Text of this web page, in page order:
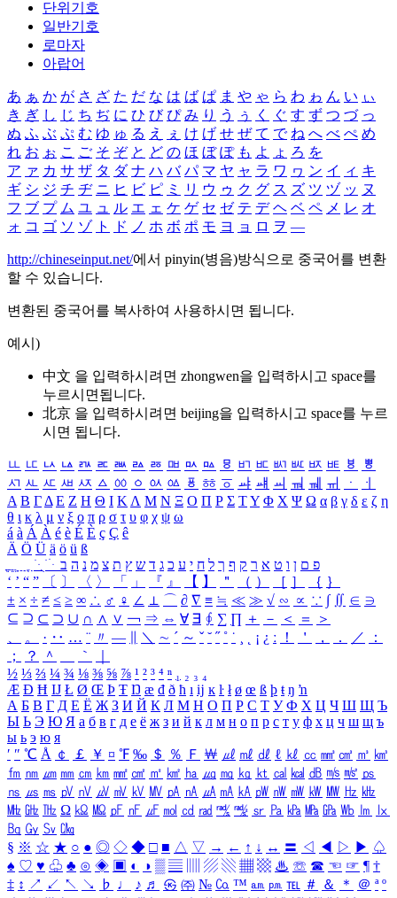
단위기호
일반기호
로마자
아랍어
あ ぁ か が さ ざ た だ な は ば ぱ ま や ゃ ら わ ゎ ん い ぃ
き ぎ し じ ち ぢ に ひ び ぴ み り う ぅ く ぐ す ず つ づ っ
ぬ ふ ぶ ぷ む ゆ ゅ る え ぇ け げ せ ぜ て で ね へ べ ぺ め
れ お ぉ こ ご そ ぞ と ど の ほ ぼ ぽ も よ ょ ろ を
ア ァ カ サ ザ タ ダ ナ ハ バ パ マ ヤ ャ ラ ワ ヮ ン イ ィ キ
ギ シ ジ チ ヂ ニ ヒ ビ ピ ミ リ ウ ゥ ク グ ス ズ ツ ヅ ッ ヌ
フ ブ プ ム ユ ュ ル エ ェ ケ ゲ セ ゼ テ デ ヘ ベ ペ メ レ オ
ォ コ ゴ ソ ゾ ト ド ノ ホ ボ ポ モ ヨ ョ ロ ヲ ―
http://chineseinput.net/에서 pinyin(병음)방식으로 중국어를 변환
할 수 있습니다.
변환된 중국어를 복사하여 사용하시면 됩니다.
예시)
中文 을 입력하시려면 zhongwen을 입력하시고 space를
누르시면됩니다.
北京 을 입력하시려면 beijing을 입력하시고 space를 누르
시면 됩니다.
ㅥ ㅦ ㅧ ㅨ ㅩ ㅪ ㅫ ㅬ ㅭ ㅮ ㅯ ㅰ ㅱ ㅲ ㅳ ㅴ ㅵ ㅶ ㅷ ㅸ
ㅹ
ㅺ ㅻ ㅼ ㅽ ㅾ ㅿ ㆀ ㆁ ㆂ ㆃ ㆄ ㆅ ㆆ ㆇ ㆈ ㆉ ㆊ ㆋ ㆌ ㆍ
ㆎ
Α Β ΓΔ Ε Ζ Η Θ Ι ΚΛ Μ Ν Ξ Ο Π Ρ Σ ΤΥ Φ Χ Ψ Ω α β γ δ ε ζ η
θ ι κ λ μ ν ξ ο π ρ σ τ υ φ χ ψ ω
á à Á À é è É È ç Ç ê
Ä Ö Ü ä ö ü ß
ִֶֹ ֻּ ׁׂ פ ם ן ו ט א ר ק ף ך ל ח י ע כ ג ד ש ץ ת צ מ נ ה ב
‘ ’ “ ” 〔 〕 〈 〉 「 」 『 』 【 】 ＂ （ ） ［ ］ ｛ ｝
± × ÷ ≠ ≤ ≥ ∞ ∴ ♂ ♀ ∠ ⊥ ⌒ ∂ ∇ ≡ ≒ ≪ ≫ √ ∽ ∝ ∵ ∫ ∬ ∈ ∋
⊆ ⊇ ⊂ ⊃ ∪ ∩ ∧ ∨ ￢ ⇒ ⇔ ∀ ∃ ∮ ∑ ∏ ＋ － ＜ ＝
＞
、
。 · ‥ … ¨ 〃 ― ＼ ∼ ´ ～ ˇ ˘ ˝ ˚ ˙ ¸ ¡ ¿ ː ！ ＇ ， ． ／
：
；
？ ＾ ｀
½ ⅓ ⅔ ¼ ¾ ⅛ ⅜ ⅝ ⅞ ¹ ² ³ ⁴ ⁿ ₁ ₂ ₃ ₄
Æ Ð Ħ Ĳ Ł Ø Œ Þ Ŧ Ŋ æ đ ð ħ ı ĳ ĸ ŀ ł ø œ ß þ ŧ ŋ ŉ
А Б В Г Д Е Ё Ж З И Й К Л М Н О П Р С Т У Ф Х Ц Ч Ш Щ Ъ
Ы Ь Э Ю Я а б в г д е ё ж з и й к л м н о п р с т у ф х ц ч ш щ ъ
ы ь э ю я
′ ″ ℃ Å ￠ ￡ ￥ ¤ ℉ ‰ ＄ ％ Ｆ ￦ ㎕ ㎖ ㎗ ℓ ㎘ ㏄ ㎣ ㎤ ㎥ ㎦
㎙ ㎚ ㎛ ㎜ ㎝ ㎞ ㎟ ㎠ ㎡ ㎢ ㏊ ㎍ ㎎ ㎏ ㏏ ㎈ ㎉ ㏈ ㎧ ㎨ ㎰
㎱ ㎲ ㎳ ㎴ ㎵ ㎶ ㎷ ㎸ ㎹ ㎀ ㎁ ㎂ ㎃ ㎄ ㎺ ㎻ ㎽ ㎾ ㎿ ㎐ ㎑
㎒ ㎓ ㎔ Ω ㏀ ㏁ ㎊ ㎋ ㎌ ㏖ ㏅ ㎭ ㎮ ㎯ ㏛ ㎩ ㎪ ㎫ ㎬ ㏝ ㏐
㏓
㏃ ㏉ ㏜ ㏆
§ ※ ☆ ★ ○ ● ◎ ◇ ◆ □ ■ △ ▽ → ← ↑ ↓ ↔ 〓 ◁ ◀ ▷ ▶ ♤
♠ ♡ ♥ ♧ ♣ ⊙ ◈ ▣ ◐ ◑ ▒ ▤ ▨ ▧ ▦ ▩ ♨ ☏ ☎ ☜ ☞ ¶ †
‡ ↕ ↗ ↙ ↖ ↘ ♭ ♩ ♪ ♬ ㉿ ㈜ № ㏇ ™ ㏂ ㏘ ℡ ＃ ＆ ＊ ＠ ª º